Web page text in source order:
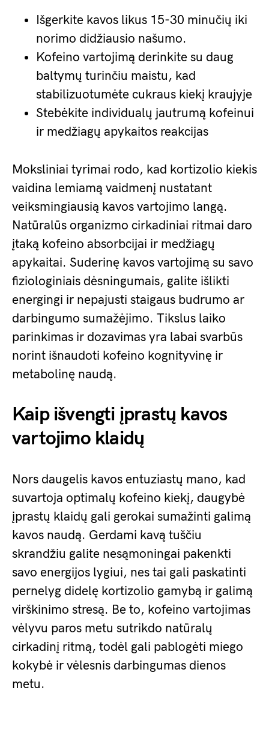
Išgerkite kavos likus 15-30 minučių iki
norimo didžiausio našumo.
Kofeino vartojimą derinkite su daug
baltymų turinčiu maistu, kad
stabilizuotumėte cukraus kiekį kraujyje
Stebėkite individualų jautrumą kofeinui
ir medžiagų apykaitos reakcijas
Moksliniai tyrimai rodo, kad kortizolio kiekis
vaidina lemiamą vaidmenį nustatant
veiksmingiausią kavos vartojimo langą.
Natūralūs organizmo cirkadiniai ritmai daro
įtaką kofeino absorbcijai ir medžiagų
apykaitai. Suderinę kavos vartojimą su savo
fiziologiniais dėsningumais, galite išlikti
energingi ir nepajusti staigaus budrumo ar
darbingumo sumažėjimo. Tikslus laiko
parinkimas ir dozavimas yra labai svarbūs
norint išnaudoti kofeino kognityvinę ir
metabolinę naudą.
Kaip išvengti įprastų kavos
vartojimo klaidų
Nors daugelis kavos entuziastų mano, kad
suvartoja optimalų kofeino kiekį, daugybė
įprastų klaidų gali gerokai sumažinti galimą
kavos naudą. Gerdami kavą tuščiu
skrandžiu galite nesąmoningai pakenkti
savo energijos lygiui, nes tai gali paskatinti
pernelyg didelę kortizolio gamybą ir galimą
virškinimo stresą. Be to, kofeino vartojimas
vėlyvu paros metu sutrikdo natūralų
cirkadinį ritmą, todėl gali pablogėti miego
kokybė ir vėlesnis darbingumas dienos
metu.